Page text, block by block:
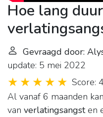
Hoe lang
Gevraagd door:
update: 5 mei 2022
Score:
Al vanaf 6 maanden
van verlatingsangsten